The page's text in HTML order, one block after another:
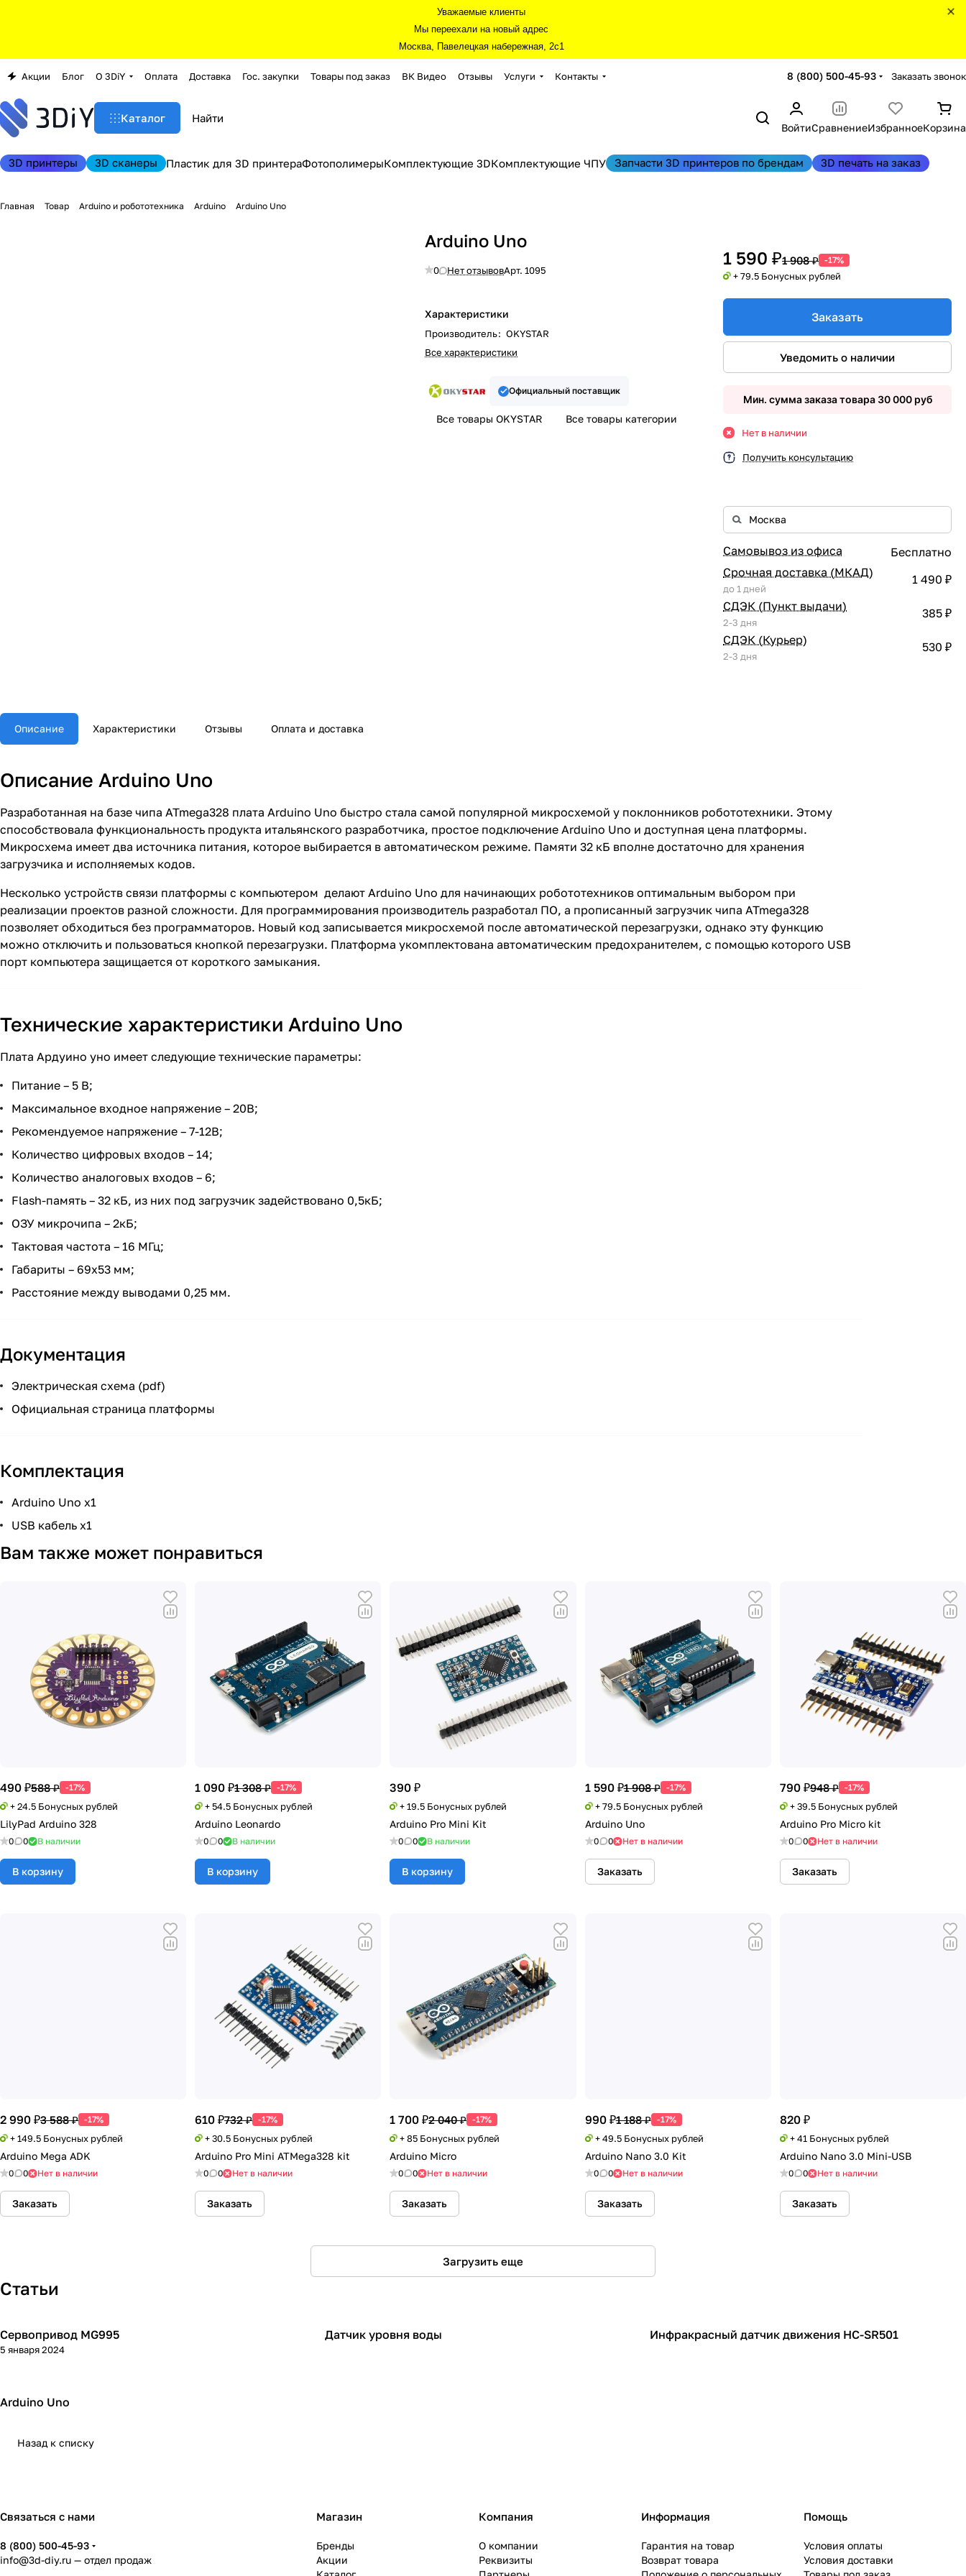
Уважаемые клиенты
Мы переехали на новый адрес
Москва, Павелецкая набережная, 2с1
Акции Блог О 3DiY Оплата Доставка Гос. закупки Товары под заказ ВК Видео Отзывы Услуги Контакты 8 (800) 500-45-93 Заказать звонок
Каталог
ВойтиСравнениеИзбранноеКорзина
3D принтеры 3D сканеры Пластик для 3D принтераФотополимерыКомплектующие 3DКомплектующие ЧПУ Запчасти 3D принтеров по брендам 3D печать на заказ
Главная Товар Arduino и робототехника Arduino Arduino Uno
Arduino Uno
0 Нет отзывовАрт.1095
Характеристики
Производитель: OKYSTAR
Все характеристики
Официальный поставщик
Все товары OKYSTAR Все товары категории
1 590 ₽1 908 ₽ -17%
+ 79.5 Бонусных рублей
Заказать
Уведомить о наличии
Мин. сумма заказа товара 30 000 руб
Нет в наличии
Получить консультацию
Самовывоз из офиса
Бесплатно
Срочная доставка (МКАД)
до 1 дней
1 490 ₽
СДЭК (Пункт выдачи)
2-3 дня
385 ₽
СДЭК (Курьер)
2-3 дня
530 ₽
Описание Характеристики Отзывы Оплата и доставка
Описание Arduino Uno
Разработанная на базе чипа ATmega328 плата Arduino Uno быстро стала самой популярной микросхемой у поклонников робототехники. Этому
способствовала функциональность продукта итальянского разработчика, простое подключение Arduino Uno и доступная цена платформы.
Микросхема имеет два источника питания, которое выбирается в автоматическом режиме. Памяти 32 кБ вполне достаточно для хранения
загрузчика и исполняемых кодов.
Несколько устройств связи платформы с компьютером делают Arduino Uno для начинающих робототехников оптимальным выбором при
реализации проектов разной сложности. Для программирования производитель разработал ПО, а прописанный загрузчик чипа ATmega328
позволяет обходиться без программаторов. Новый код записывается микросхемой после автоматической перезагрузки, однако эту функцию
можно отключить и пользоваться кнопкой перезагрузки. Платформа укомплектована автоматическим предохранителем, с помощью которого USB
порт компьютера защищается от короткого замыкания.
Технические характеристики Arduino Uno
Плата Ардуино уно имеет следующие технические параметры:
Питание – 5 В;
Максимальное входное напряжение – 20В;
Рекомендуемое напряжение – 7-12В;
Количество цифровых входов – 14;
Количество аналоговых входов – 6;
Flash-память – 32 кБ, из них под загрузчик задействовано 0,5кБ;
ОЗУ микрочипа – 2кБ;
Тактовая частота – 16 МГц;
Габариты – 69х53 мм;
Расстояние между выводами 0,25 мм.
Документация
Электрическая схема (pdf)
Официальная страница платформы
Комплектация
Arduino Uno x1
USB кабель x1
Вам также может понравиться
490 ₽588 ₽ -17%
+ 24.5 Бонусных рублей
LilyPad Arduino 328
0 0 В наличии
В корзину
1 090 ₽1 308 ₽ -17%
+ 54.5 Бонусных рублей
Arduino Leonardo
0 0 В наличии
В корзину
390 ₽
+ 19.5 Бонусных рублей
Arduino Pro Mini Kit
0 0 В наличии
В корзину
1 590 ₽1 908 ₽ -17%
+ 79.5 Бонусных рублей
Arduino Uno
0 0 Нет в наличии
Заказать
790 ₽948 ₽ -17%
+ 39.5 Бонусных рублей
Arduino Pro Micro kit
0 0 Нет в наличии
Заказать
2 990 ₽3 588 ₽ -17%
+ 149.5 Бонусных рублей
Arduino Mega ADK
0 0 Нет в наличии
Заказать
610 ₽732 ₽ -17%
+ 30.5 Бонусных рублей
Arduino Pro Mini ATMega328 kit
0 0 Нет в наличии
Заказать
1 700 ₽2 040 ₽ -17%
+ 85 Бонусных рублей
Arduino Micro
0 0 Нет в наличии
Заказать
990 ₽1 188 ₽ -17%
+ 49.5 Бонусных рублей
Arduino Nano 3.0 Kit
0 0 Нет в наличии
Заказать
820 ₽
+ 41 Бонусных рублей
Arduino Nano 3.0 Mini-USB
0 0 Нет в наличии
Заказать
Загрузить еще
Статьи
Arduino механика
Сервопривод MG995
5 января 2024
Датчики
Датчик уровня воды Датчики
Инфракрасный датчик движения HC-SR501
Arduino платы
Arduino Uno
Назад к списку
Связаться с нами
8 (800) 500-45-93
info@3d-diy.ru — отдел продаж
Магазин
Бренды
Акции
Компания
О компании
Реквизиты
Информация
Гарантия на товар
Возврат товара
Помощь
Условия оплаты
Условия доставки